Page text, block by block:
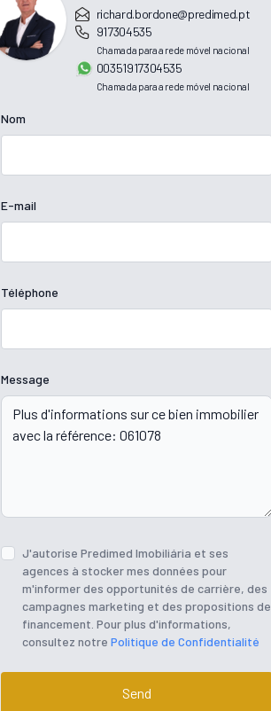
richard.bordone@predimed.pt
917304535
Chamada para a rede móvel nacional
00351917304535
Chamada para a rede móvel nacional
Nom
E-mail
Téléphone
Message
J'autorise Predimed Imobiliária et ses
agences à stocker mes données pour
m'informer des opportunités de carrière, des
campagnes marketing et des propositions de
financement. Pour plus d'informations,
consultez notre Politique de Confidentialité
Send